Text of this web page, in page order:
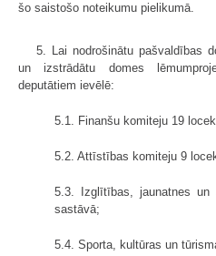
šo saistošo noteikumu pielikumā.
5. Lai nodrošinātu pašvaldības
un izstrādātu domes
deputātiem ievēlē:
5.1. Finanšu komiteju 19
5.2. Attīstības komiteju 9
5.3. Izglītības, jaunatnes
sastāvā;
5.4. Sporta, kultūras un